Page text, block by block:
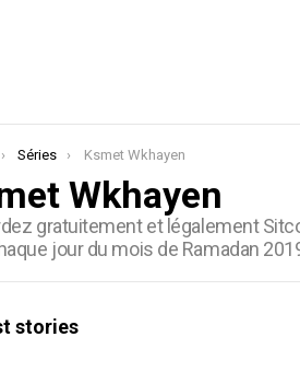
here:Séries Ksmet Wkhayen
Wkhayen
gratuitement et légalement
jour du mois de Ramadan
stories